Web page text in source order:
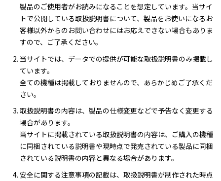
製品のご使用者がお読みになることを想定しています。当サイ
トで公開している取扱説明書について、製品をお使いになるお
客様以外からのお問い合わせにはお応えできない場合もありま
すので、ご了承ください。
当サイトでは、データでの提供が可能な取扱説明書のみ掲載し
ています。
全ての機種は掲載しておりませんので、あらかじめご了承くだ
さい。
取扱説明書の内容は、製品の仕様変更などで予告なく変更する
場合があります。
当サイトに掲載されている取扱説明書の内容は、ご購入の機種
に同梱されている説明書や現時点で発売されている製品に同梱
されている説明書の内容と異なる場合があります。
安全に関する注意事項の記載は、取扱説明書が制作された時点